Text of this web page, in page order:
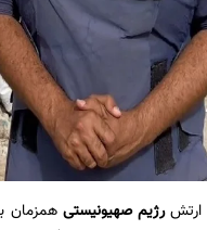
ارتشرژیم صهیونیستی همزمان